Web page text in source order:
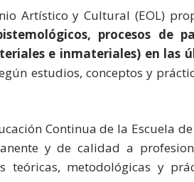
Artístico y Cultural (EOL)
procesos de
e inmateriales) en las
estudios, conceptos y
Continua de la Escuela
y de calidad a
teóricas, metodológicas y